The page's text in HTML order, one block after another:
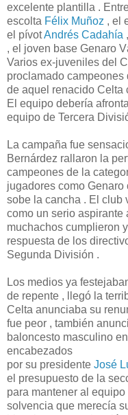
excelente plantilla .
escolta Félix Muñoz , el
el pívotAndrés Cadahía
, el joven base Genaro
Varios ex-juveniles del
proclamado
de aquel renacido Celta
El equipo debería
equipo de Tercera
La campaña fue
Bernárdez rallaron la
campeones de la
jugadores como Genaro
sobe la cancha . El club
como un serio aspirante
muchachos cumplieron
respuesta de los
Segunda División .
Los medios ya
de repente , llegó la
Celta anunciaba su
fue peor , también
baloncesto masculino
encabezados
por su presidente José
el presupuesto de la
para mantener al
solvencia que merecía